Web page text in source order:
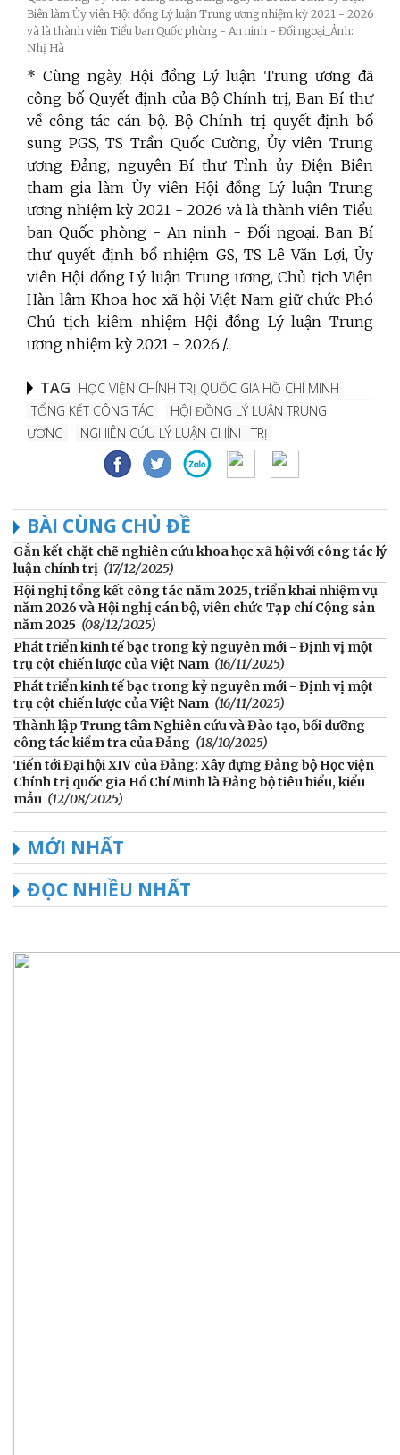
Biên làm Ủy viên Hội đồng Lý luận Trung ương nhiệm kỳ 2021 - 2026
và là thành viên Tiểu ban Quốc phòng - An ninh - Đối ngoại_Ảnh:
Nhị Hà
* Cùng ngày, Hội đồng Lý luận Trung ương đã
công bố Quyết định của Bộ Chính trị, Ban Bí thư
về công tác cán bộ. Bộ Chính trị quyết định bổ
sung PGS, TS Trần Quốc Cường, Ủy viên Trung
ương Đảng, nguyên Bí thư Tỉnh ủy Điện Biên
tham gia làm Ủy viên Hội đồng Lý luận Trung
ương nhiệm kỳ 2021 - 2026 và là thành viên Tiểu
ban Quốc phòng - An ninh - Đối ngoại. Ban Bí
thư quyết định bổ nhiệm GS, TS Lê Văn Lợi, Ủy
viên Hội đồng Lý luận Trung ương, Chủ tịch Viện
Hàn lâm Khoa học xã hội Việt Nam giữ chức Phó
Chủ tịch kiêm nhiệm Hội đồng Lý luận Trung
ương nhiệm kỳ 2021 - 2026./.
TAG HỌC VIỆN CHÍNH TRỊ QUỐC GIA HỒ CHÍ MINH
TỔNG KẾT CÔNG TÁC
HỘI ĐỒNG LÝ LUẬN TRUNG
ƯƠNG
NGHIÊN CỨU LÝ LUẬN CHÍNH TRỊ
BÀI CÙNG CHỦ ĐỀ
Gắn kết chặt chẽ nghiên cứu khoa học xã hội với công tác lý
luận chính trị (17/12/2025)
Hội nghị tổng kết công tác năm 2025, triển khai nhiệm vụ
năm 2026 và Hội nghị cán bộ, viên chức Tạp chí Cộng sản
năm 2025 (08/12/2025)
Phát triển kinh tế bạc trong kỷ nguyên mới - Định vị một
trụ cột chiến lược của Việt Nam (16/11/2025)
Phát triển kinh tế bạc trong kỷ nguyên mới - Định vị một
trụ cột chiến lược của Việt Nam (16/11/2025)
Thành lập Trung tâm Nghiên cứu và Đào tạo, bồi dưỡng
công tác kiểm tra của Đảng (18/10/2025)
Tiến tới Đại hội XIV của Đảng: Xây dựng Đảng bộ Học viện
Chính trị quốc gia Hồ Chí Minh là Đảng bộ tiêu biểu, kiểu
mẫu (12/08/2025)
MỚI NHẤT
ĐỌC NHIỀU NHẤT